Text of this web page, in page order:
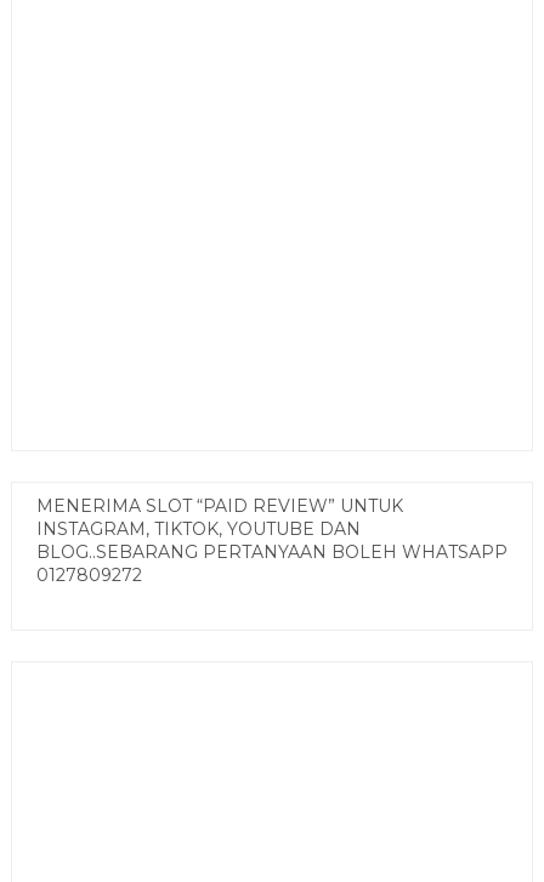
MENERIMA SLOT “PAID REVIEW” UNTUK
INSTAGRAM, TIKTOK, YOUTUBE DAN
BLOG..SEBARANG PERTANYAAN BOLEH WHATSAPP
0127809272